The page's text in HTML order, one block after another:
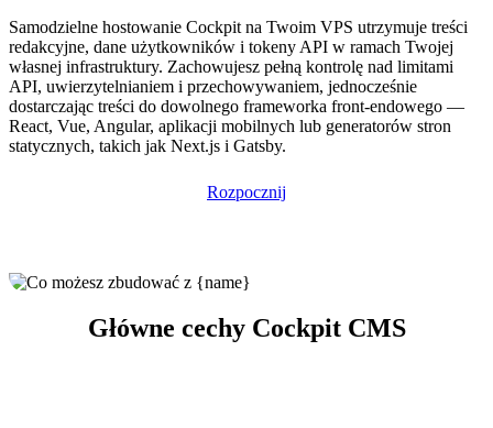
Samodzielne hostowanie Cockpit na Twoim VPS utrzymuje treści
redakcyjne, dane użytkowników i tokeny API w ramach Twojej
własnej infrastruktury. Zachowujesz pełną kontrolę nad limitami
API, uwierzytelnianiem i przechowywaniem, jednocześnie
dostarczając treści do dowolnego frameworka front-endowego —
React, Vue, Angular, aplikacji mobilnych lub generatorów stron
statycznych, takich jak Next.js i Gatsby.
Rozpocznij
Główne cechy Cockpit CMS